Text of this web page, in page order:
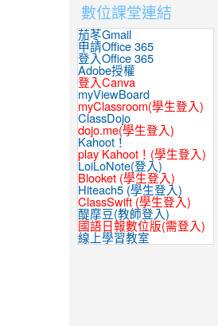
數位課堂連結
茄苳Gmail
申請Office 365
登入Office 365
Adobe授權
登入Canva
myViewBoard
myClassroom(學生登入)
ClassDojo
dojo.me(學生登入)
Kahoot！
play Kahoot！(學生登入)
LoiLoNote(登入)
Blooket (學生登入)
Hiteach5 (學生登入)
ClassSwift (學生登入)
醍摩豆(教師登入)
國語日報數位版(需登入)
線上學習教室